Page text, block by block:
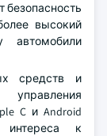
безопасность
высокий
автомобили
средств и
C и Android
к